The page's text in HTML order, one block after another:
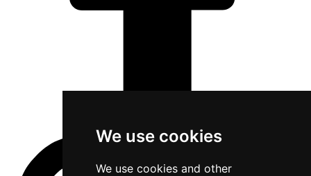
We use cookies
We use cookies and other